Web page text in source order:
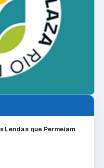
Lendas que Permeiam